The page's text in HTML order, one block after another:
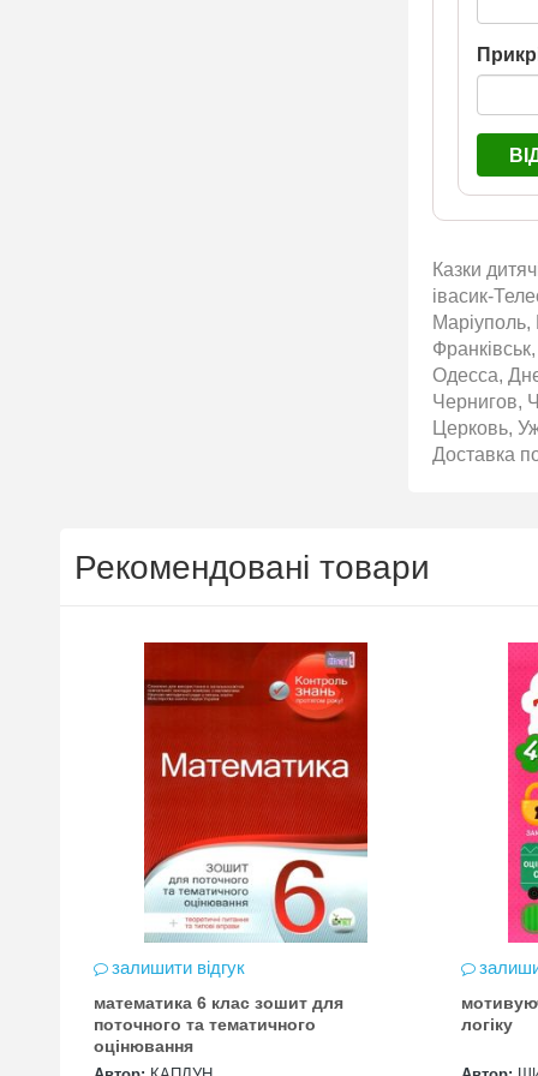
Казки
івасик-
Маріуполь,
Одесса,
Чернигов,
Церковь,
Доставка
Рекомендовані товари
залишити відгук
математика 6 клас зошит для
поточного та тематичного
оцінювання
логіку